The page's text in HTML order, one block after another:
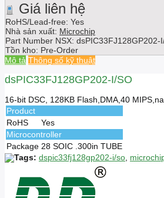
Giá liên hệ
RoHS/Lead-free: Yes
Nhà sản xuất: Microchip
Part Number NSX: dsPIC33FJ128GP202-
Tồn kho: Pre-Order
Mô tả Thông số kỹ thuật
dsPIC33FJ128GP202-I/SO
16-bit DSC, 128KB Flash,DMA,40
Product
RoHS
Yes
Microcontroller
Package 28 SOIC .300in TUBE
Tags: dspic33fj128gp202-i/so